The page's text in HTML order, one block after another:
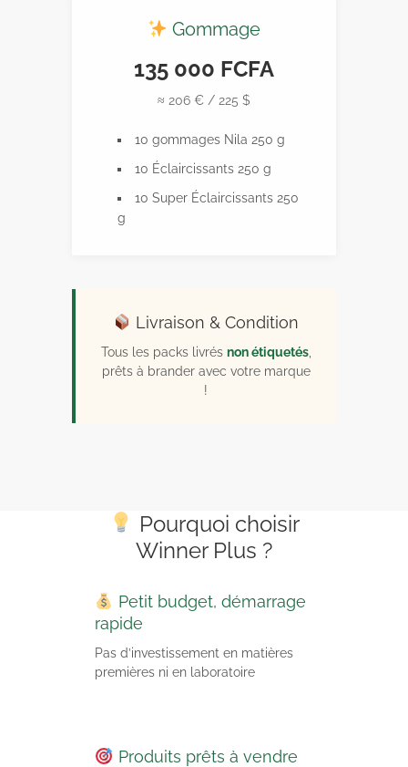
Gommage
135 000 FCFA
≈ 206 € / 225 $
10 gommages Nila 250 g
10 Éclaircissants 250 g
10 Super Éclaircissants 250
g
Livraison & Condition
Tous les packs livrés non étiquetés,
prêts à brander avec votre marque
!
Pourquoi choisir
Winner Plus ?
Petit budget, démarrage
rapide
Pas d’investissement en matières
premières ni en laboratoire
Produits prêts à vendre